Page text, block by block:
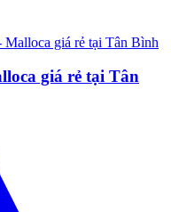
giá rẻ tại Tân